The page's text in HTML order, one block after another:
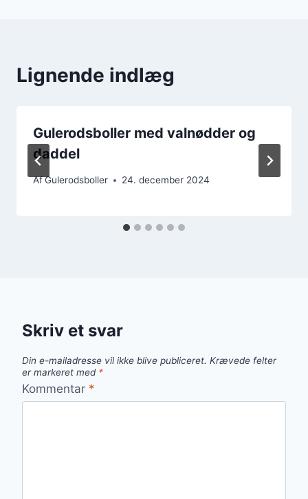
Lignende indlæg
Gulerodsboller med valnødder og
daddel
AfGulerodsboller 24. december 2024
Skriv et svar
Din e-mailadresse vil ikke blive publiceret. Krævede felter
er markeret med *
Kommentar *